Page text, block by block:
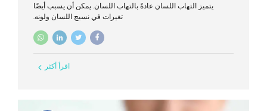
يتميز التهاب اللسان عادةً بالتهاب اللسان. يمكن أن يسبب أيضًا
تغيرات في نسيج اللسان ولونه.
اقرأ أكثر